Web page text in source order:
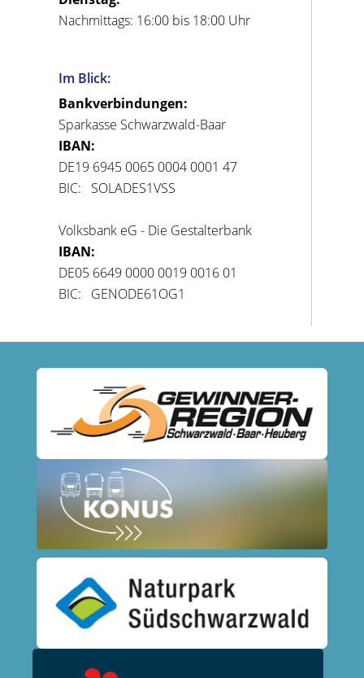
Nachmittags: 16:00 bis 18:00 Uhr
Im Blick:
Bankverbindungen:
Sparkasse Schwarzwald-Baar
IBAN:
DE19 6945 0065 0004 0001 47
BIC: SOLADES1VSS
Volksbank eG - Die Gestalterbank
IBAN:
DE05 6649 0000 0019 0016 01
BIC: GENODE61OG1